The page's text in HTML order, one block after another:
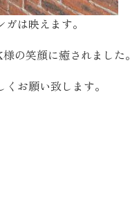
は映えます。
の笑顔に癒されました。
お願い致します。